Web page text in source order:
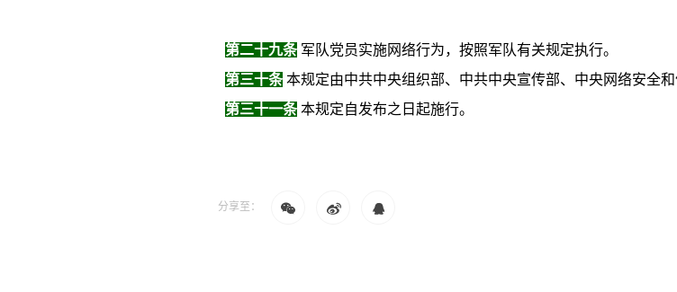
第二十九条 军队党员实施网络行为，按照军队有关规定执行。
第三十条 本规定由中共中央组织部、中共中央宣传部、中央网络安全
第三十一条 本规定自发布之日起施行。
分享至：